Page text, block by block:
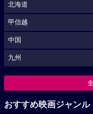
北海道
甲信越
中国
九州
おすすめ映画ジャンル